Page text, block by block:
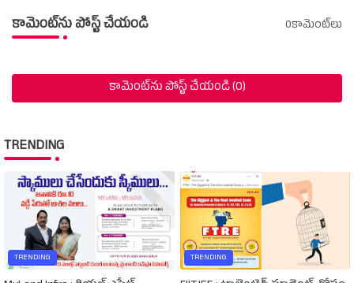
కామెంట్‌ను పోస్ట్ చేయండి 0కామెంట్‌లు
కామెంట్‌ను పోస్ట్ చేయండి (0)
TRENDING
TRENDING TRENDING